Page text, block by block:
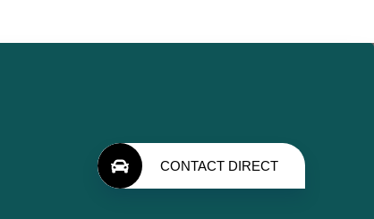
CONTACT DIRECT